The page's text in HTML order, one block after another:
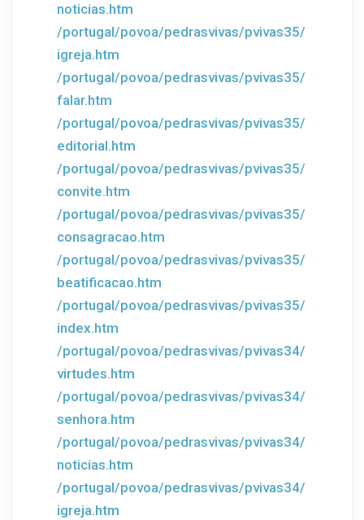
noticias.htm
/portugal/povoa/pedrasvivas/pvivas35/
igreja.htm
/portugal/povoa/pedrasvivas/pvivas35/
falar.htm
/portugal/povoa/pedrasvivas/pvivas35/
editorial.htm
/portugal/povoa/pedrasvivas/pvivas35/
convite.htm
/portugal/povoa/pedrasvivas/pvivas35/
consagracao.htm
/portugal/povoa/pedrasvivas/pvivas35/
beatificacao.htm
/portugal/povoa/pedrasvivas/pvivas35/
index.htm
/portugal/povoa/pedrasvivas/pvivas34/
virtudes.htm
/portugal/povoa/pedrasvivas/pvivas34/
senhora.htm
/portugal/povoa/pedrasvivas/pvivas34/
noticias.htm
/portugal/povoa/pedrasvivas/pvivas34/
igreja.htm